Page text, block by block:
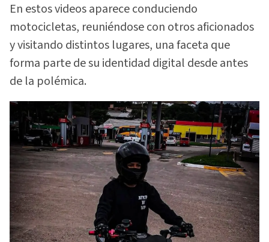
En estos videos aparece conduciendo
motocicletas, reuniéndose con otros aficionados
y visitando distintos lugares, una faceta que
forma parte de su identidad digital desde antes
de la polémica.